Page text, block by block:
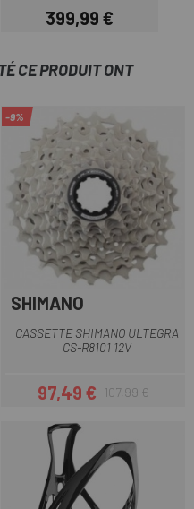
Prix
399,99 €
CE PRODUIT ONT
-9%
SHIMANO
CASSETTE SHIMANO ULTEGRA
CS-R8101 12V
Prix
97,49 €Prix habituel
107,99 €